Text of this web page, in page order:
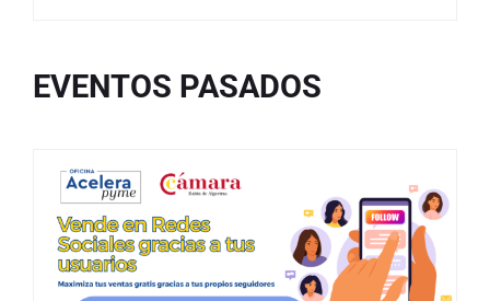
EVENTOS PASADOS